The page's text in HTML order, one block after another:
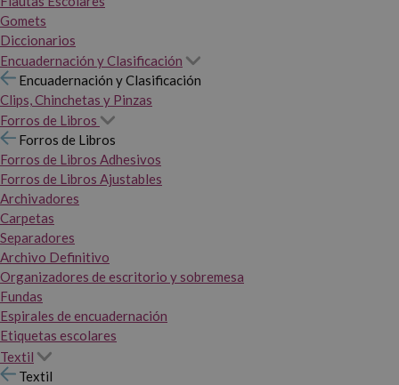
Gomets
Diccionarios
Encuadernación y Clasificación
Encuadernación y Clasificación
Clips, Chinchetas y Pinzas
Forros de Libros
Forros de Libros
Forros de Libros Adhesivos
Forros de Libros Ajustables
Archivadores
Carpetas
Separadores
Archivo Definitivo
Organizadores de escritorio y sobremesa
Fundas
Espirales de encuadernación
Etiquetas escolares
Textil
Textil